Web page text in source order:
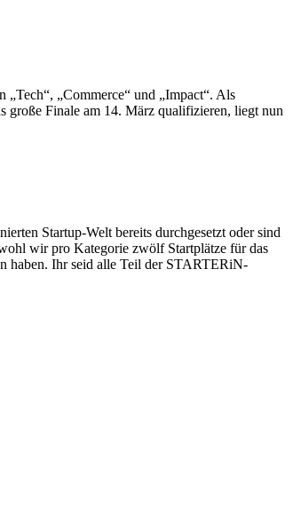
„Commerce“ und „Impact“. Als
große Finale am 14. März qualifizieren, liegt nun
Startup-Welt bereits durchgesetzt oder sind
wir pro Kategorie zwölf Startplätze für das
haben. Ihr seid alle Teil der STARTERiN-